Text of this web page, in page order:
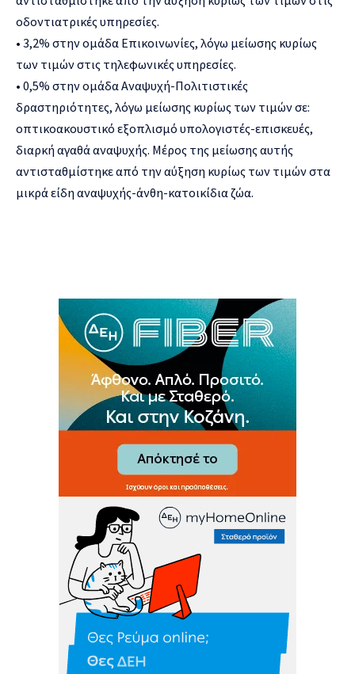
οδοντιατρικές υπηρεσίες.
• 3,2% στην ομάδα Επικοινωνίες, λόγω μείωσης κυρίως
των τιμών στις τηλεφωνικές υπηρεσίες.
• 0,5% στην ομάδα Αναψυχή-Πολιτιστικές
δραστηριότητες, λόγω μείωσης κυρίως των τιμών σε:
οπτικοακουστικό εξοπλισμό υπολογιστές-επισκευές,
διαρκή αγαθά αναψυχής. Μέρος της μείωσης αυτής
αντισταθμίστηκε από την αύξηση κυρίως των τιμών στα
μικρά είδη αναψυχής-άνθη-κατοικίδια ζώα.